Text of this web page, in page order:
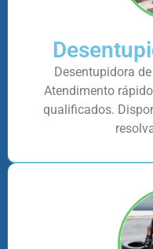
Desentupidora
Atendimento
qualificados.